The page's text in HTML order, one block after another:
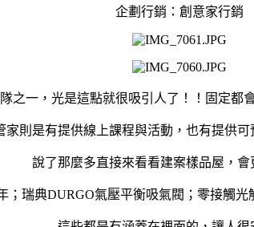
企劃行銷：創意家行銷
之一，光是這點就很吸引人了！！固定都
家則是有提供線上課程與活動，也有提供可
說了那麼多直接來看看建案樣品屋，會
；瑞典DURGO氣壓平衡吸氣閥；零接觸